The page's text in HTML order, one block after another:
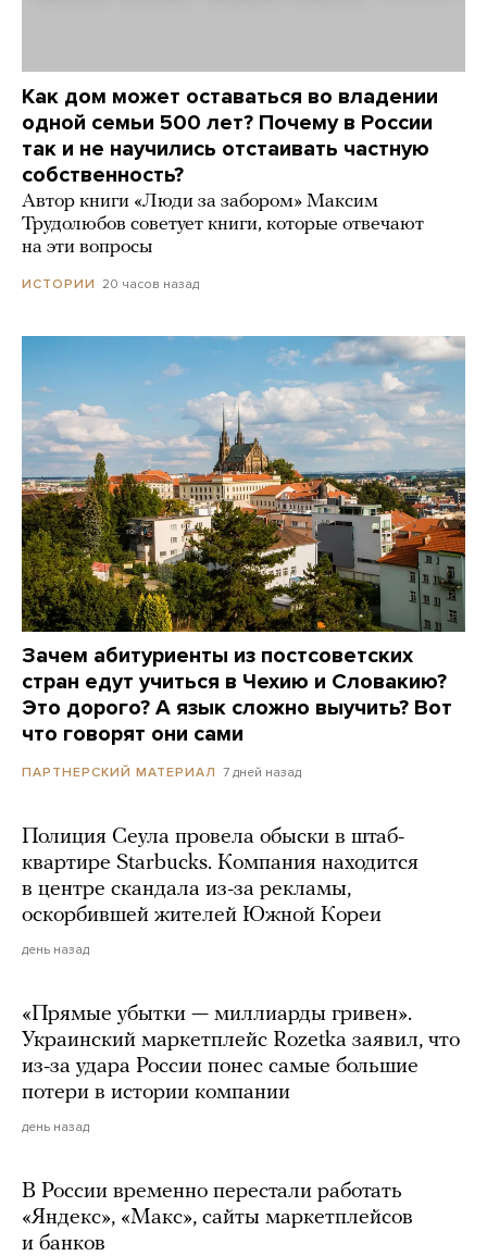
Как дом может оставаться во владении
одной семьи 500 лет? Почему в России
так и не научились отстаивать частную
собственность?
Автор книги «Люди за забором» Максим
Трудолюбов советует книги, которые отвечают
на эти вопросы
ИСТОРИИ 20 часов назад
Зачем абитуриенты из постсоветских
стран едут учиться в Чехию и Словакию?
Это дорого? А язык сложно выучить? Вот
что говорят они сами
ПАРТНЕРСКИЙ МАТЕРИАЛ 7 дней назад
Полиция Сеула провела обыски в штаб-
квартире Starbucks. Компания находится
в центре скандала из-за рекламы,
оскорбившей жителей Южной Кореи
день назад
«Прямые убытки — миллиарды гривен».
Украинский маркетплейс Rozetka заявил, что
из-за удара России понес самые большие
потери в истории компании
день назад
В России временно перестали работать
«Яндекс», «Макс», сайты маркетплейсов
и банков